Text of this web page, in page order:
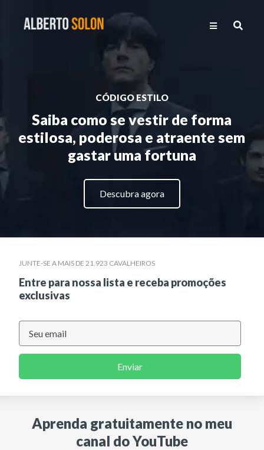
CÓDIGO ESTILO
Saiba como se vestir de forma
estilosa, poderosa e atraente sem
gastar uma fortuna
Descubra agora
JUNTE-SE A MAIS DE 21.923 CAVALHEIROS
Entre para nossa lista e receba promoções
exclusivas
Enviar
Aprenda gratuitamente no meu
canal do YouTube